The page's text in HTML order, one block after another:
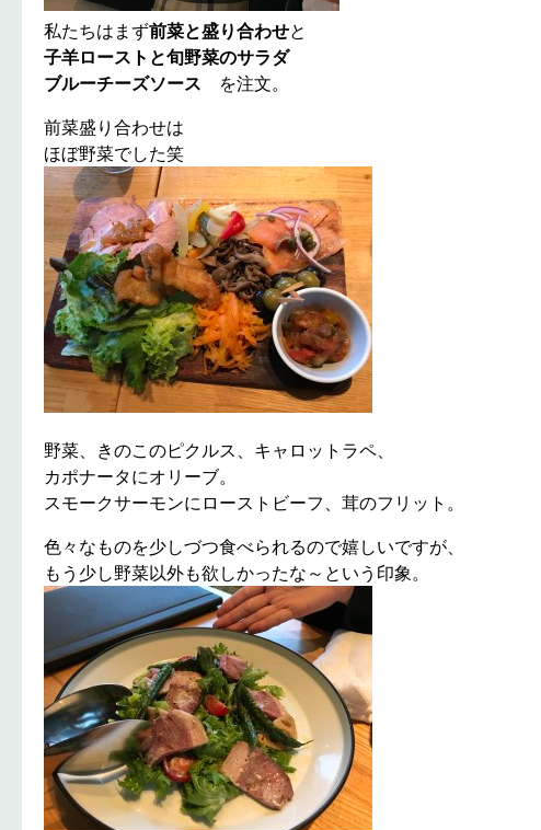
私たちはまず前菜と盛り合わせと
子羊ローストと旬野菜のサラダ
ブルーチーズソース を注文。
前菜盛り合わせは
ほぼ野菜でした笑
野菜、きのこのピクルス、キャロットラペ、
カポナータにオリーブ。
スモークサーモンにローストビーフ、茸のフリット。
色々なものを少しづつ食べられるので嬉しいですが、
もう少し野菜以外も欲しかったな～という印象。